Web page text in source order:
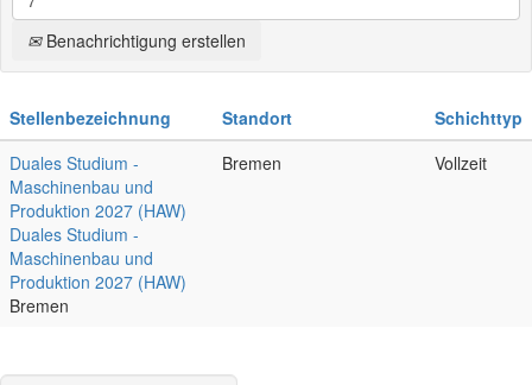
Benachrichtigung erstellen
Stellenbezeichnung Standort
Schichttyp
Duales Studium -
Maschinenbau und
Produktion 2027 (HAW)
Duales Studium -
Maschinenbau und
Produktion 2027 (HAW)
Bremen
Bremen Vollzeit